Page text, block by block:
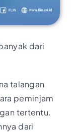
dari
talangan
peminjam
tertentu.
dari